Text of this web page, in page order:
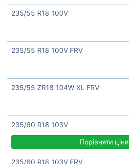
235/55 R18 100V
235/55 R18 100V FRV
235/55 ZR18 104W XL FRV
235/60 R18 103V
Порівняти ціни
235/60 R18 103V FRV